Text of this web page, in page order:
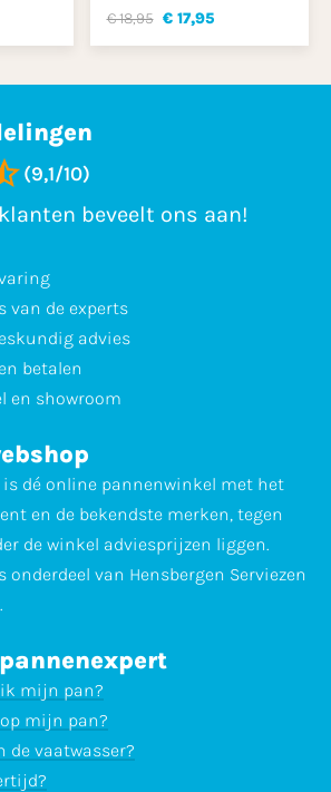
€ 18,95 € 17,95
(9,1/10)
beveelt ons aan!
van de experts
advies
betalen
en showroom
dé online pannenwinkel met het
en de bekendste merken, tegen
de winkel adviesprijzen liggen.
van Hensbergen Serviezen
mijn pan?
mijn pan?
de vaatwasser?